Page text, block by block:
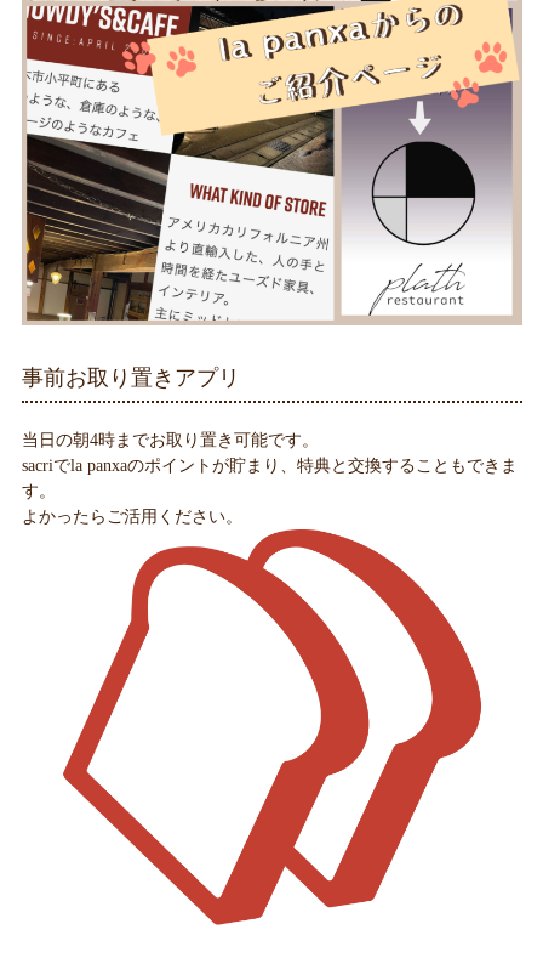
事前お取り置きアプリ
当日の朝4時までお取り置き可能です。
sacriでla panxaのポイントが貯まり、特典と交換することもできま
す。
よかったらご活用ください。